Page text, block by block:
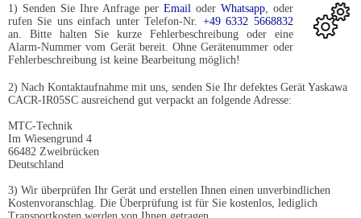
1) Senden Sie Ihre Anfrage per Emailoder Whatsapp, oder
rufen Sie uns einfach unter Telefon-Nr. +49 6332 5668832
an. Bitte halten Sie kurze Fehlerbeschreibung oder eine
Alarm-Nummer vom Gerät bereit. Ohne Gerätenummer oder
Fehlerbeschreibung ist keine Bearbeitung möglich!
2) Nach Kontaktaufnahme mit uns, senden Sie Ihr defektes Gerät Yaskawa
CACR-IR05SC ausreichend gut verpackt an folgende Adresse:
MTC-Technik
Im Wiesengrund 4
66482 Zweibrücken
Deutschland
3) Wir überprüfen Ihr Gerät und erstellen Ihnen einen unverbindlichen
Kostenvoranschlag. Die Überprüfung ist für Sie kostenlos, lediglich